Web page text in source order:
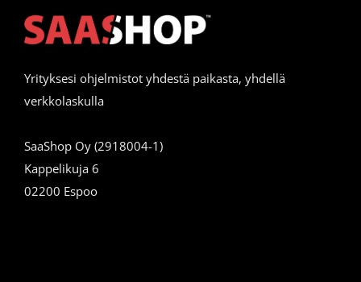
Yrityksesi ohjelmistot yhdestä paikasta, yhdellä
verkkolaskulla
SaaShop Oy (2918004-1)
Kappelikuja 6
02200 Espoo